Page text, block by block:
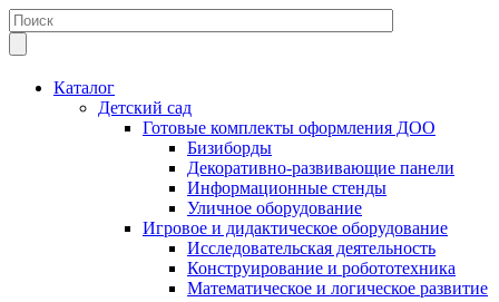
Каталог
Детский сад
Готовые комплекты оформления ДОО
Бизиборды
Декоративно-развивающие панели
Информационные стенды
Уличное оборудование
Игровое и дидактическое оборудование
Исследовательская деятельность
Конструирование и робототехника
Математическое и логическое развитие